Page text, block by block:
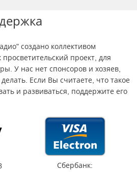
создано коллективом
проект, для
У нас нет спонсоров и хозяев,
Если Вы считаете, что такое
и развиваться, поддержите его
Сбербанк: